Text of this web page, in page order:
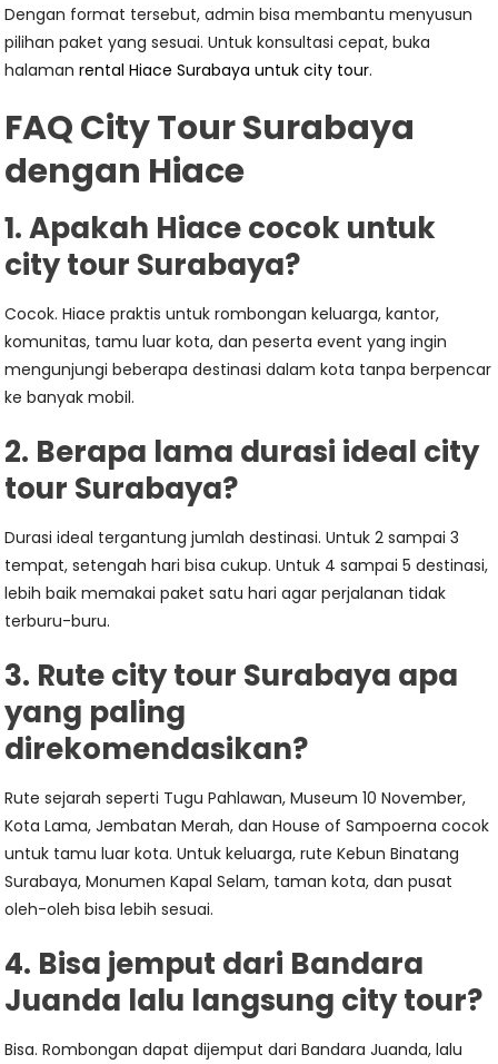
Dengan format tersebut, admin bisa membantu menyusun
pilihan paket yang sesuai. Untuk konsultasi cepat, buka
halamanrental Hiace Surabaya untuk city tour.
FAQ City Tour Surabaya
dengan Hiace
1. Apakah Hiace cocok untuk
city tour Surabaya?
Cocok. Hiace praktis untuk rombongan keluarga, kantor,
komunitas, tamu luar kota, dan peserta event yang ingin
mengunjungi beberapa destinasi dalam kota tanpa berpencar
ke banyak mobil.
2. Berapa lama durasi ideal city
tour Surabaya?
Durasi ideal tergantung jumlah destinasi. Untuk 2 sampai 3
tempat, setengah hari bisa cukup. Untuk 4 sampai 5 destinasi,
lebih baik memakai paket satu hari agar perjalanan tidak
terburu-buru.
3. Rute city tour Surabaya apa
yang paling
direkomendasikan?
Rute sejarah seperti Tugu Pahlawan, Museum 10 November,
Kota Lama, Jembatan Merah, dan House of Sampoerna cocok
untuk tamu luar kota. Untuk keluarga, rute Kebun Binatang
Surabaya, Monumen Kapal Selam, taman kota, dan pusat
oleh-oleh bisa lebih sesuai.
4. Bisa jemput dari Bandara
Juanda lalu langsung city tour?
Bisa. Rombongan dapat dijemput dari Bandara Juanda, lalu